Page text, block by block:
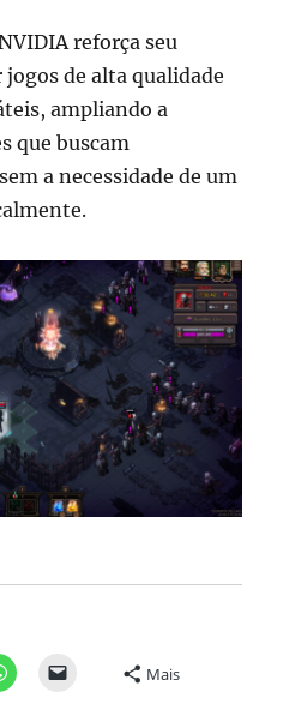
reforça seu
de alta qualidade
ampliando a
que buscam
a necessidade de um
Mais